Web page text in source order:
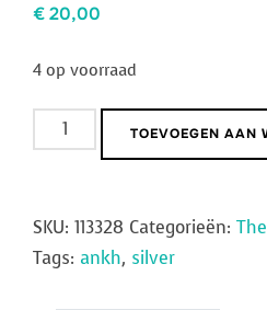
€20,00
4 op voorraad
Silver
Ankh
TOEVOEGEN AAN
SKU: 113328 Categorieën:
Tags: ankh, silver